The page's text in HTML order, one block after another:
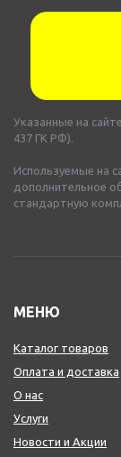
Указанные на
437 ГК РФ).
Используемые на
дополнительное
стандартную
МЕНЮ
Каталог товаров
Оплата и доставка
О нас
Услуги
Новости и Акции